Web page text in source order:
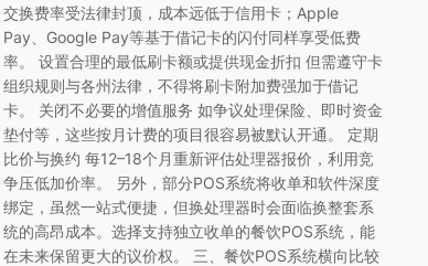
交换费率受法律封顶，成本远低于信用卡；Apple
Pay、Google Pay等基于借记卡的闪付同样享受低费
率。 设置合理的最低刷卡额或提供现金折扣 但需遵守卡
组织规则与各州法律，不得将刷卡附加费强加于借记
卡。 关闭不必要的增值服务 如争议处理保险、即时资金
垫付等，这些按月计费的项目很容易被默认开通。 定期
比价与换约 每12–18个月重新评估处理器报价，利用竞
争压低加价率。 另外，部分POS系统将收单和软件深度
绑定，虽然一站式便捷，但换处理器时会面临换整套系
统的高昂成本。选择支持独立收单的餐饮POS系统，能
在未来保留更大的议价权。 三、餐饮POS系统横向比较